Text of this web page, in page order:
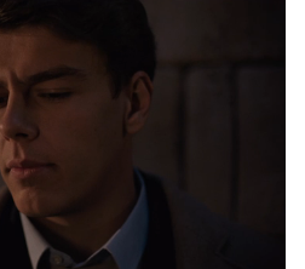
Loaded
100.00%